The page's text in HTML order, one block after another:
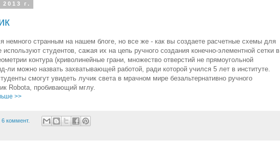
г.
немного странным на нашем блоге, но все же - как вы создаете расчетные схемы для
студентов, сажая их на цепь ручного создания конечно-элементной сетки в
контура (криволинейные грани, множество отверстий не прямоугольной
ли можно назвать захватывающей работой, ради которой учился 5 лет в институте.
смогут увидеть лучик света в мрачном мире безальтернативно ручного
Robotа, пробивающий мглу.
>>
6 коммент.